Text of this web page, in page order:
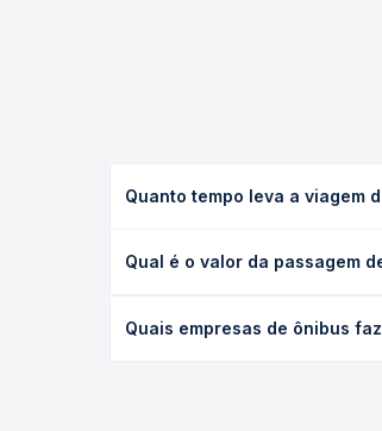
Quanto tempo leva a viagem
(convencional, executivo ou
Qual é o valor da passagem
empresa, o tipo de poltrona e a
Quais empresas de ônibus